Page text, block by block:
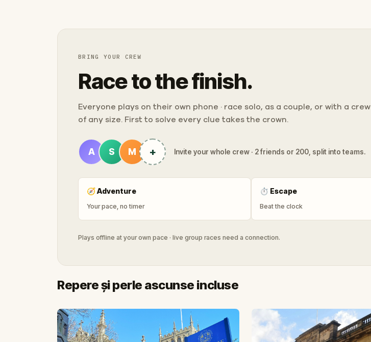
BRING YOUR CREW
Race to the finish.
Everyone plays on their own phone · race solo, as a couple, or with a crew
of any size. First to solve every clue takes the crown.
A S M + Invite your whole crew · 2 friends or 200, split into teams.
🧭Adventure
Your pace, no timer
⏱ Escape
Beat the clock
Plays offline at your own pace · live group races need a connection.
Repere și perle ascunse incluse